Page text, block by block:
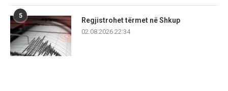
5
Regjistrohet tërmet në Shkup
02.08.2026 22:34